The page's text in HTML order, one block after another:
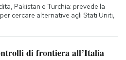
Pakistan e Turchia: prevede la
cercare alternative agli Stati Uniti,
di frontiera all’Italia